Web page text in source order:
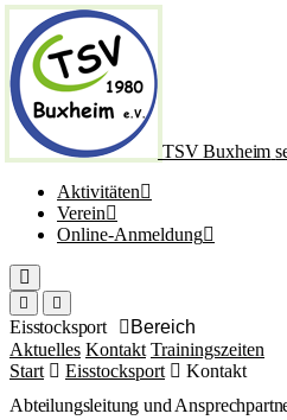
TSV Buxheim
Aktivitäten
Verein
Online-Anmeldung
Eisstocksport
Bereich
Aktuelles Kontakt Trainingszeiten
Start
Eisstocksport
Kontakt
Abteilungsleitung und